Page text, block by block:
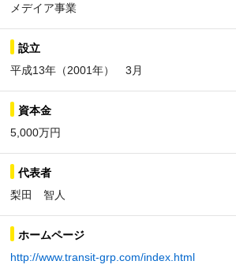
メデイア事業
設立
平成13年（2001年） 3月
資本金
5,000万円
代表者
梨田 智人
ホームページ
http://www.transit-grp.com/index.html